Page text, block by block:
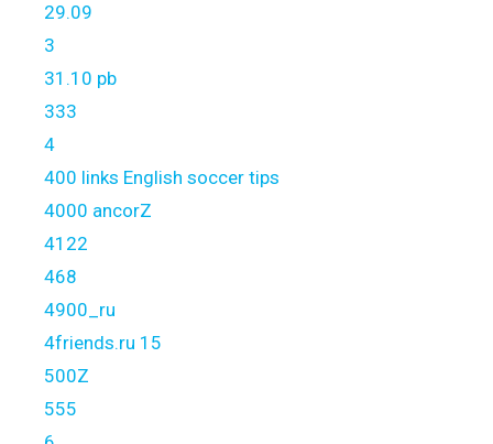
29.09
3
31.10 pb
333
4
400 links English soccer tips
4000 ancorZ
4122
468
4900_ru
4friends.ru 15
500Z
555